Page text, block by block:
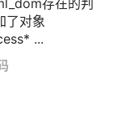
了对象
...